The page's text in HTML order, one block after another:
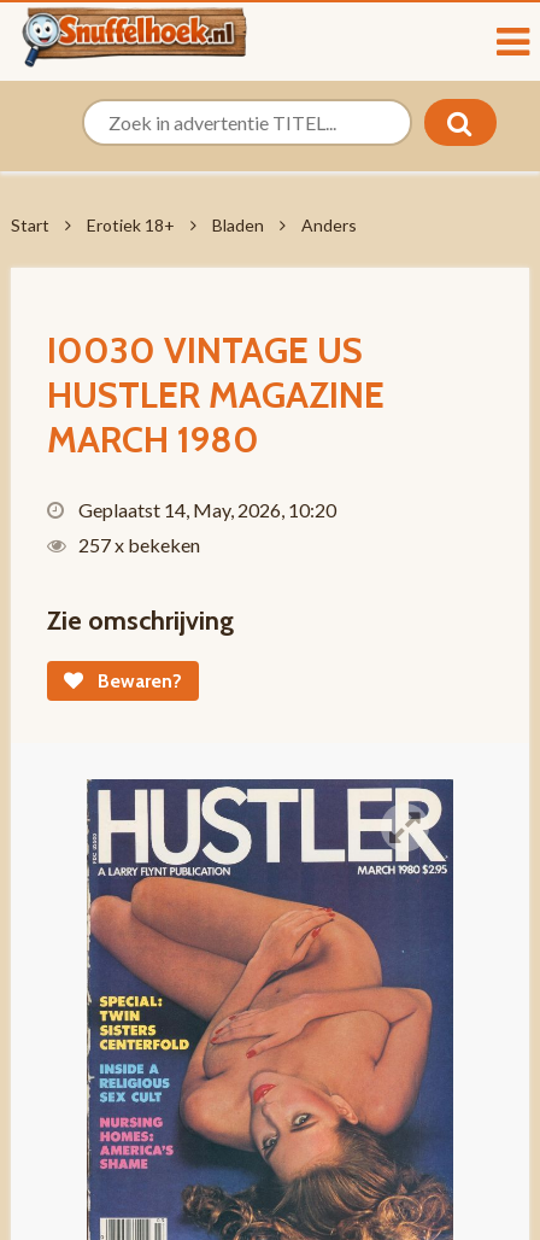
Start Erotiek 18+ Bladen Anders
I0030 VINTAGE US
HUSTLER MAGAZINE
MARCH 1980
Geplaatst 14, May, 2026, 10:20
257 x bekeken
Zie omschrijving
Bewaren?